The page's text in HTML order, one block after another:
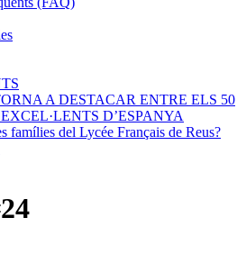
A DESTACAR ENTRE ELS 50
D’ESPANYA
famílies del Lycée Français de Reus?